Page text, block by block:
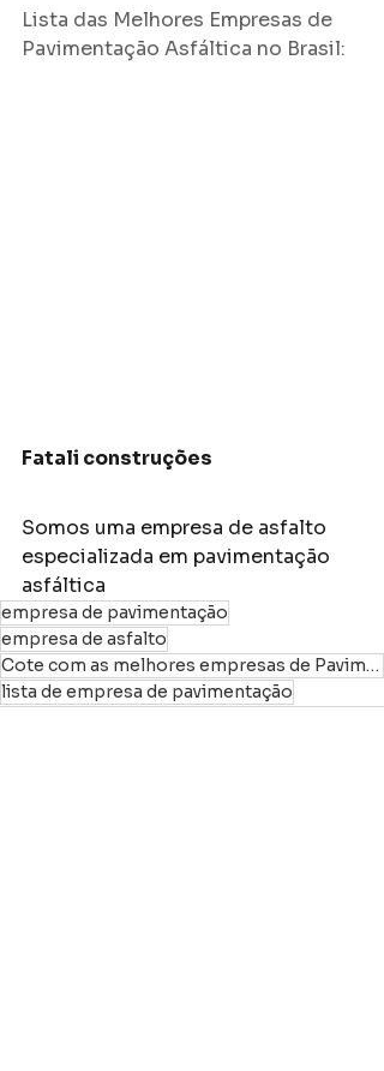
Lista das Melhores Empresas de
Pavimentação Asfáltica no Brasil:
Fatali construções
Somos uma empresa de asfalto
especializada em pavimentação
asfáltica
empresa de pavimentação
empresa de asfalto
Cote com as melhores empresas de Pavimentação Asfáltica!
lista de empresa de pavimentação